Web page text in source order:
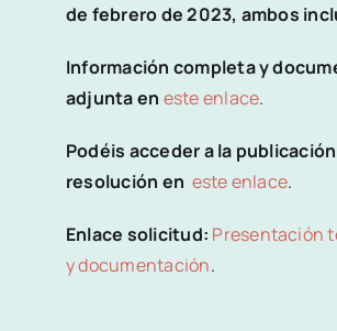
de febrero de 2023, ambos
Información completa y
adjunta en este enlace.
Podéis acceder a la
resolución en este enlace.
Enlace solicitud: Presentación
y documentación.